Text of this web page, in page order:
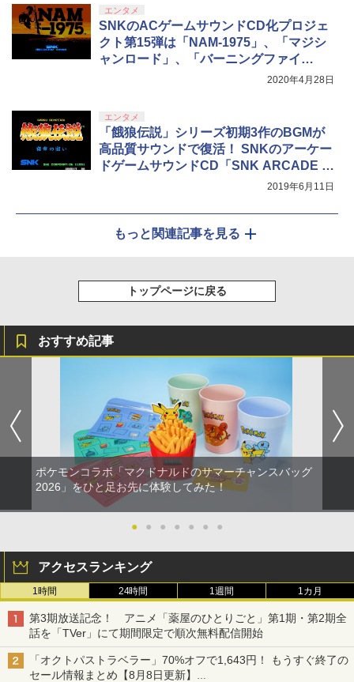
エンタメ
SNKのACゲームサウンドCD化プロジェ
クト第15弾は「NAM-1975」、「マジシ
ャンロード」、「バーニングファイ
2020年4月28日
エンタメ
「餓狼伝説」シリーズ初期3作のBGMが
高品質サウンドで復活！ SNKのアーケー
ドゲームサウンドCD「SNK ARCADE S
OUND DIGITAL COLLECTION Vol.5」が
2019年6月11日
もっと関連記事を見る
トップページに戻る
おすすめ記事
ポケモンコラボ「マクドナルドのサマーチャンスバッグ
2026」をひと足お先に体験してみた！
● ● ● ● ● ● ●
アクセスランキング
1時間 24時間 1週間 1カ月
第3期放送記念！ アニメ「薬屋のひとりごと」第1期・第2期全
話を「TVer」にて期間限定で順次無料配信開始
「オクトパストラベラー」70%オフで1,643円！ もうすぐ終了の
セール情報まとめ【8月8日更新】